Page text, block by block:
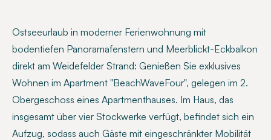
Ostseeurlaub in moderner Ferienwohnung mit
bodentiefen Panoramafenstern und Meerblickt-Eckbalkon
direkt am Weidefelder Strand: Genießen Sie exklusives
Wohnen im Apartment "BeachWaveFour", gelegen im 2.
Obergeschoss eines Apartmenthauses. Im Haus, das
insgesamt über vier Stockwerke verfügt, befindet sich ein
Aufzug, sodass auch Gäste mit eingeschränkter Mobilität